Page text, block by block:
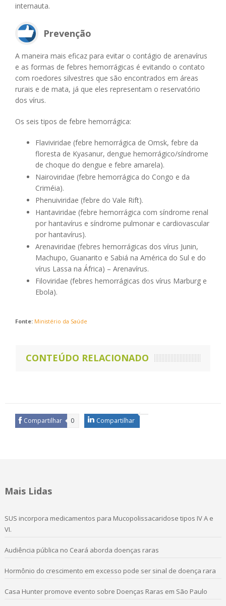
internauta.
Prevenção
A maneira mais eficaz para evitar o contágio de arenavírus
e as formas de febres hemorrágicas é evitando o contato
com roedores silvestres que são encontrados em áreas
rurais e de mata, já que eles representam o reservatório
dos vírus.
Os seis tipos de febre hemorrágica:
Flaviviridae (febre hemorrágica de Omsk, febre da
floresta de Kyasanur, dengue hemorrágico/síndrome
de choque do dengue e febre amarela).
Nairoviridae (febre hemorrágica do Congo e da
Criméia).
Phenuiviridae (febre do Vale Rift).
Hantaviridae (febre hemorrágica com síndrome renal
por hantavírus e síndrome pulmonar e cardiovascular
por hantavírus).
Arenaviridae (febres hemorrágicas dos vírus Junin,
Machupo, Guanarito e Sabiá na América do Sul e do
vírus Lassa na África) – Arenavírus.
Filoviridae (febres hemorrágicas dos vírus Marburg e
Ebola).
Fonte: Ministério da Saúde
CONTEÚDO RELACIONADO
Compartilhar 0 Compartilhar
Mais Lidas
SUS incorpora medicamentos para Mucopolissacaridose tipos IV A e
VI.
Audiência pública no Ceará aborda doenças raras
Hormônio do crescimento em excesso pode ser sinal de doença rara
Casa Hunter promove evento sobre Doenças Raras em São Paulo